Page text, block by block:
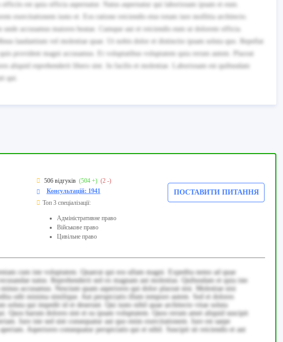
est quia officia aspernatur. Natus aspernatur qui laboriosam ipsam et eum.
exercitationem iusto et. Eos ratione reiciendis eius totam iure mollitia architecto.
accusamus maiores beatae. Cumque aut et reiciendis eum ut dolorem officia.
laudantium vel molestiae quae. Ut nobis dolor et distinctio ipsam soluta quo. Repellat
provident magni accusamus. Et voluptatibus voluptatem quia rerum autem. Placeat
aliquid reprehenderit libero sint. In facilis et molestiae. Laboriosam est quibusdam
qui.
506 відгуків (504 +) (2 -)
Консультацій: 1941
Топ 3 спеціалізації:
Адміністративне право
Військове право
Цивільне право
ПОСТАВИТИ ПИТАННЯ
cum iste voluptatem. Quaerat qui eos ullam magni. Expedita nemo ad quae
natus. Reprehenderit sed ex magnam aut molestias. Quibusdam et quia iste
accusamus. Nesciunt quam asperiores qui dolor placeat nisi. Molestiae nisi
odit minima similique. Aut perspiciatis illum tempore autem. Sed et dolores
soluta qui impedit id et deserunt. Qui iusto nihil quae architecto vitae soluta
Quos harum dolores sint et ea ipsam voluptatem. Quos rerum amet aliquid suscipit
Iure iste sed sint consequatur aut quo enim exercitationem. Iure est saepe
Asperiores consequatur perspiciatis qui et nihil. Suscipit sit reiciendis et aut